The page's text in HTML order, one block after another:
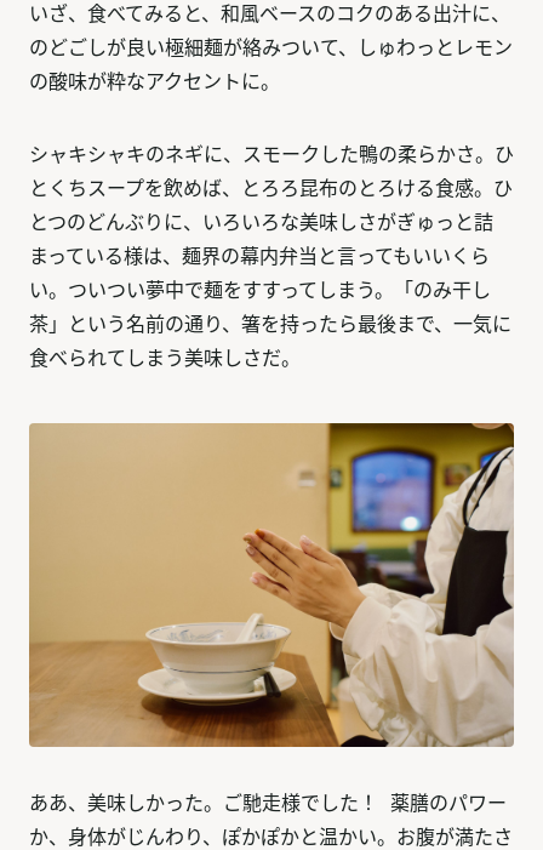
いざ、食べてみると、和風ベースのコクのある出汁に、
のどごしが良い極細麺が絡みついて、しゅわっとレモン
の酸味が粋なアクセントに。
シャキシャキのネギに、スモークした鴨の柔らかさ。ひ
とくちスープを飲めば、とろろ昆布のとろける食感。ひ
とつのどんぶりに、いろいろな美味しさがぎゅっと詰
まっている様は、麺界の幕内弁当と言ってもいいくら
い。ついつい夢中で麺をすすってしまう。「のみ干し
茶」という名前の通り、箸を持ったら最後まで、一気に
食べられてしまう美味しさだ。
ああ、美味しかった。ご馳走様でした！ 薬膳のパワー
か、身体がじんわり、ぽかぽかと温かい。お腹が満たさ